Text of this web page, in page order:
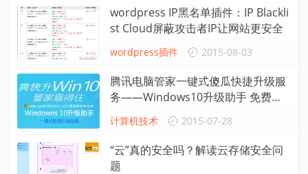
wordpress IP黑名单插件：IP Blackli
st Cloud屏蔽攻击者IP让网站更安全
wordpress插件 2015-08-03
腾讯电脑管家一键式傻瓜快捷升级服
务——Windows10升级助手 免费升
级教程
计算机技术 2015-07-28
“云”真的安全吗？解读云存储安全问
题